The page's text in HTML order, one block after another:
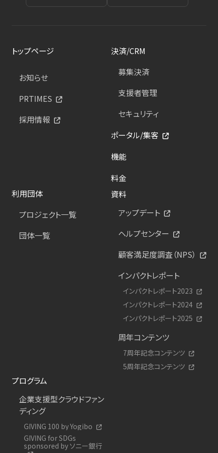
トップページ
お知らせ
PRTIMES
採用情報
決済/CRM
募集決済
支援者管理
セキュリティ
ポータル/集客
機能
料金
利用団体
プロジェクト一覧
団体一覧
資料
アップデート
ヘルプセンター
顧客満足度調査（NPS）
インパクトレポート
インパクトレポート2023
インパクトレポート2024
インパクトレポート2025
周年コンテンツ
7周年記念コンテンツ
5周年記念コンテンツ
プログラム
企業支援型クラウドファン
ディング
GIVING 100 by Yogibo
GIVING for SDGs
sponsored by ソニー銀行